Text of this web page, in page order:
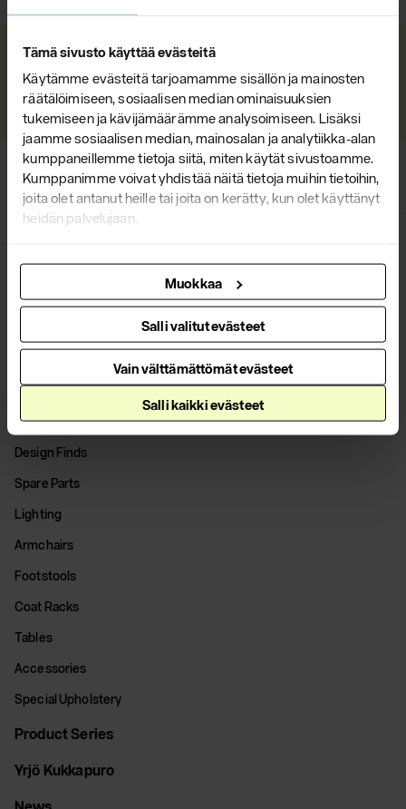
Tämä sivusto käyttää evästeitä
Käytämme evästeitä tarjoamamme sisällön ja mainosten
räätälöimiseen, sosiaalisen median ominaisuuksien
tukemiseen ja kävijämäärämme analysoimiseen. Lisäksi
jaamme sosiaalisen median, mainosalan ja analytiikka-alan
kumppaneillemme tietoja siitä, miten käytät sivustoamme.
Kumppanimme voivat yhdistää näitä tietoja muihin tietoihin,
joita olet antanut heille tai joita on kerätty, kun olet käyttänyt
heidän palvelujaan.
Salli kaikki evästeet
Muokkaa
Salli valitut evästeet
Vain välttämättömät evästeet
Contact us to learn more about our products
Contact us
Couches
Office Chairs
Design Finds
Spare Parts
Lighting
Armchairs
Footstools
Coat Racks
Tables
Accessories
Special Upholstery
Product Series
Yrjö Kukkapuro